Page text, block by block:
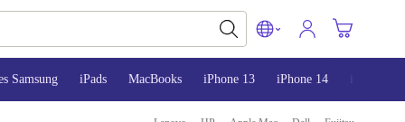
Samsung iPads MacBooks iPhone 13 iPhone 14 iPhone 15